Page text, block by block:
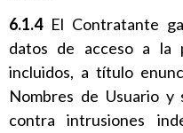
6.1.4 El Contratante
datos de acceso a la
incluidos, a título
Nombres de Usuario y
contra intrusiones